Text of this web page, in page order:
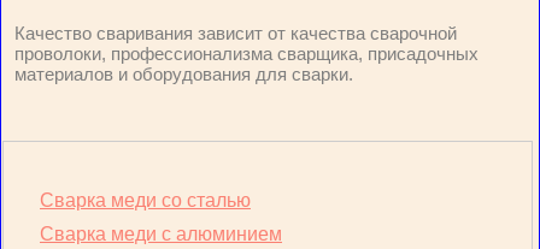
Качество сваривания зависит от качества сварочной
проволоки, профессионализма сварщика, присадочных
материалов и оборудования для сварки.
Сварка меди со сталью
Сварка меди с алюминием